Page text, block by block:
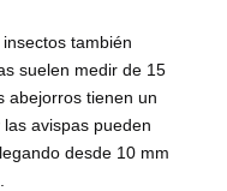
también
suelen medir de 15
abejorros tienen un
avispas pueden
desde 10 mm